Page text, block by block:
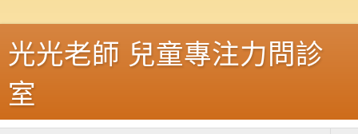
光光老師 兒童專注力問診
室